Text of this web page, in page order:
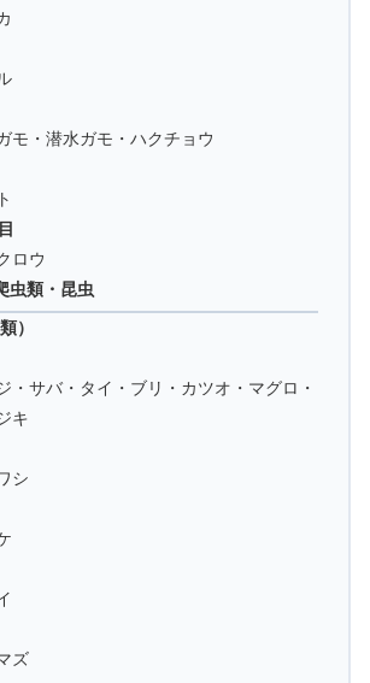
モ・潜水ガモ・ハクチョウ
ロウ
虫類・昆虫
）
・サバ・タイ・ブリ・カツオ・マグロ・
キ
シ
ズ